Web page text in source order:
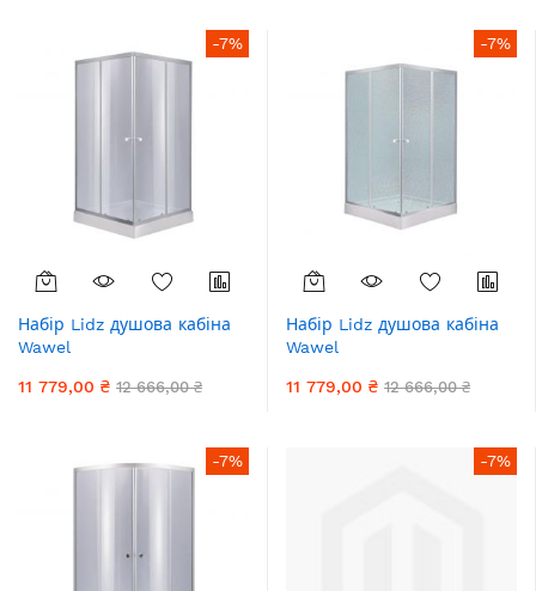
-7%
Набір Lidz душова кабіна
Wawel
тоноване 4 мм + піддон
11 779,00 ₴ 12 666,00 ₴
-7%
Набір Lidz душова кабіна
Wawel
Frost 4 мм + піддон Mazur
11 779,00 ₴ 12 666,00 ₴
-7% -7%